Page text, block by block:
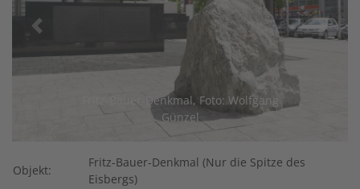
Fritz-Bauer-Denkmal, Foto: Wolfgang
Günzel
vorheriges
Objekt:
Fritz-Bauer-Denkmal (Nur die Spitze des
Eisbergs)